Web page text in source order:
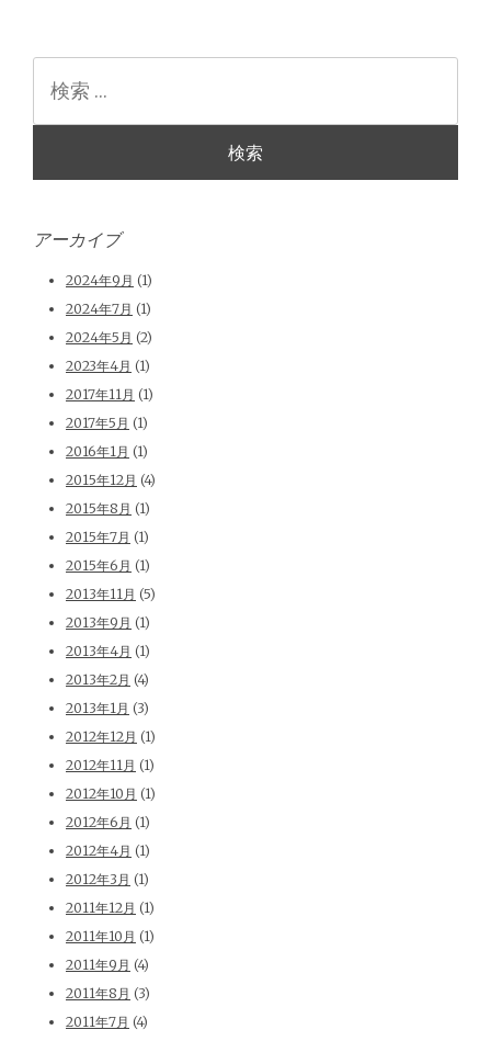
アーカイブ
2024年9月 (1)
2024年7月 (1)
2024年5月 (2)
2023年4月 (1)
2017年11月 (1)
2017年5月 (1)
2016年1月 (1)
2015年12月 (4)
2015年8月 (1)
2015年7月 (1)
2015年6月 (1)
2013年11月 (5)
2013年9月 (1)
2013年4月 (1)
2013年2月 (4)
2013年1月 (3)
2012年12月 (1)
2012年11月 (1)
2012年10月 (1)
2012年6月 (1)
2012年4月 (1)
2012年3月 (1)
2011年12月 (1)
2011年10月 (1)
2011年9月 (4)
2011年8月 (3)
2011年7月 (4)